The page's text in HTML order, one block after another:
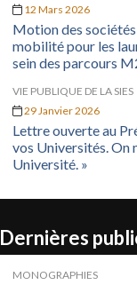
12 Mars 2026
Motion des
mobilité pour les
sein des parcours
VIE PUBLIQUE DE LA SIES
29 Janvier 2026
Lettre ouverte au
vos Universités. On
Université. »
Dernières
MONOGRAPHIES